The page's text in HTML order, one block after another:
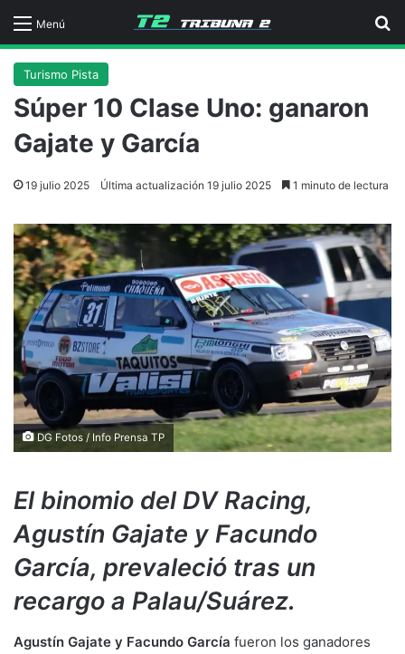
Menú
Turismo Pista
Súper 10 Clase Uno: ganaron
Gajate y García
19 julio 2025 Última actualización 19 julio 2025 1 minuto de lectura
DG Fotos / Info Prensa TP
El binomio del DV Racing,
Agustín Gajate y Facundo
García, prevaleció tras un
recargo a Palau/Suárez.
Agustín Gajate y Facundo García fueron los ganadores